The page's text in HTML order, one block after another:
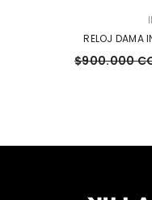
RELOJ DAMA
$900.000